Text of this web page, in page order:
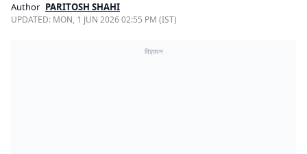
Author PARITOSH SHAHI
UPDATED: MON, 1 JUN 2026 02:55 PM (IST)
विज्ञापन